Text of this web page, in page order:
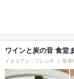
ワインと炭の音 食堂
イタリアン・フレンチ 草津